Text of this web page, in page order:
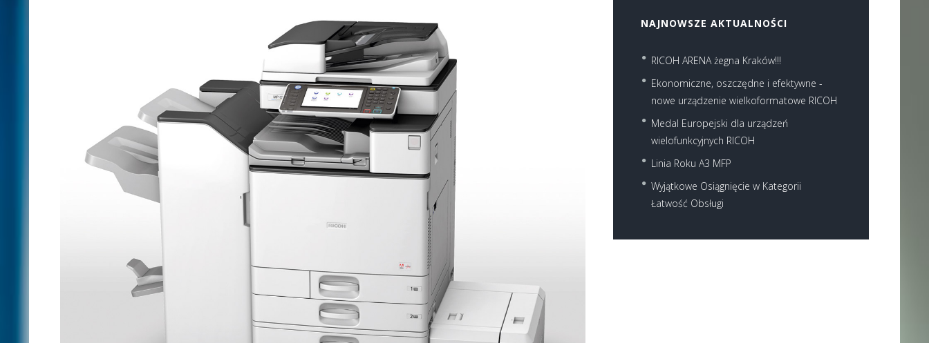
Next item
NAJNOWSZE AKTUALNOŚCI
RICOH ARENA żegna Kraków!!!
Ekonomiczne, oszczędne i efektywne -
nowe urządzenie wielkoformatowe RICOH
Medal Europejski dla urządzeń
wielofunkcyjnych RICOH
Linia Roku A3 MFP
Wyjątkowe Osiągnięcie w Kategorii
Łatwość Obsługi